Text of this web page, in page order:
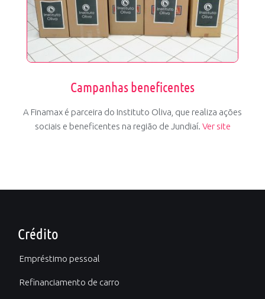
Campanhas beneficentes
A Finamax é parceira do Instituto Oliva, que realiza ações
sociais e beneficentes na região de Jundiaí. Ver site
Crédito
Empréstimo pessoal
Refinanciamento de carro